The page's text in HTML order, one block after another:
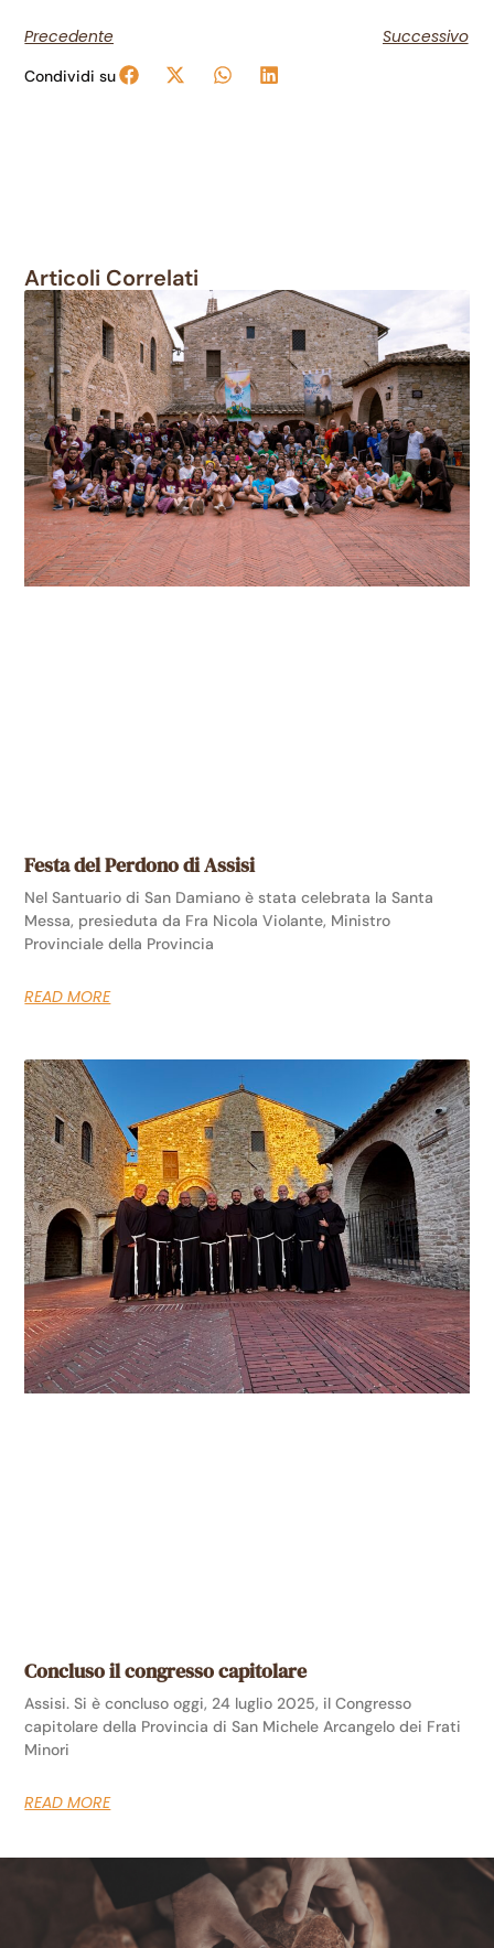
Precedente Successivo
Condividi su
Articoli Correlati
Festa del Perdono di Assisi
Nel Santuario di San Damiano è stata celebrata la Santa
Messa, presieduta da Fra Nicola Violante, Ministro
Provinciale della Provincia
READ MORE
Concluso il congresso capitolare
Assisi. Si è concluso oggi, 24 luglio 2025, il Congresso
capitolare della Provincia di San Michele Arcangelo dei Frati
Minori
READ MORE